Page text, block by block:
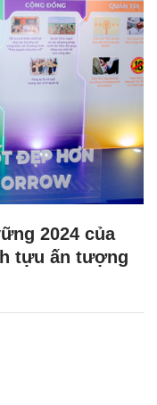
2024 của
tựu ấn tượng